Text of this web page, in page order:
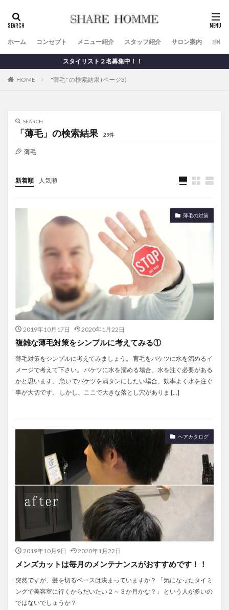
ホーム コンセプト メニュー紹介 スタッフ紹介 サロン案内 求人
スタイリスト２名募集中！！
HOME "薄毛" の検索結果 (ページ3)
SEARCH
「薄毛」の検索結果 29件
薄毛
新着順 人気順
薄毛の対策
2019年10月17日 2020年1月22日
複雑な薄毛対策をシンプルに考えてみる①
薄毛対策をシンプルに考えてみましょう。 育毛をバケツに水を溜めるイ
メージで考えて下さい。 バケツに水を溜める場合、水を注ぐ必要がある
かと思います。 急いでバケツを満タンにしたい場合、効率よく水を注ぐ
事が大切です。 しかし、ここで大きな落とし穴がありま […]
ヘアカタログ
2019年10月9日 2020年1月22日
メンズカットは毎月のメンテナンスがおすすめです！！
突然ですが、髪を切るペースは決まっていますか？ 「気になったタイミ
ングで美容室に行くからだいたい２～３か月かな？」 という人が多いの
ではないでしょうか？